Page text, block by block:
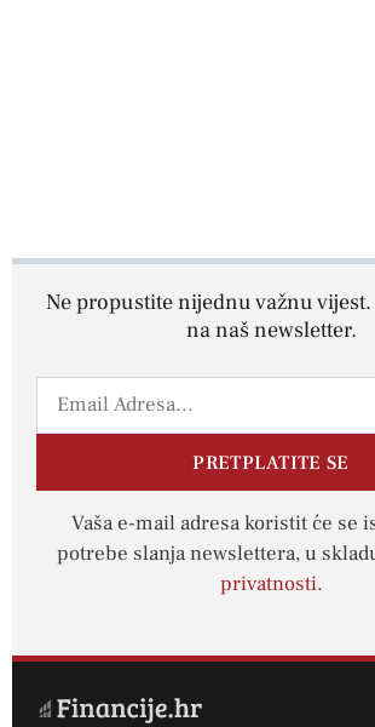
Ne propustite nijednu važnu vijest.
na naš newsletter.
PRETPLATITE SE
Vaša e-mail adresa koristit će se
potrebe slanja newslettera, u
privatnosti.